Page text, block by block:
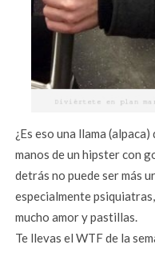
¿Es eso una llama
manos de un hipster con
detrás no puede ser más
especialmente
mucho amor y pastillas.
Te llevas el WTF de la